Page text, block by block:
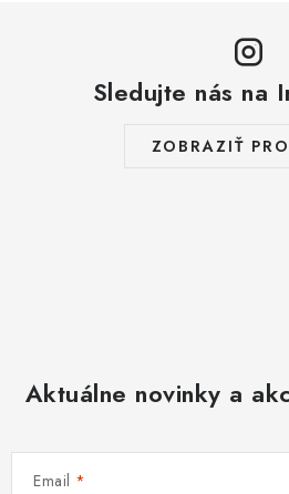
Sledujte nás na
ZOBRAZIŤ
Aktuálne novinky a
Email